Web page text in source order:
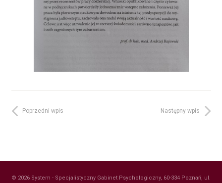
Poprzedni wpis Następny wpis
© 2026 System - Specjalistyczny Gabinet Psychologiczny, 60-334 Poznań, ul.